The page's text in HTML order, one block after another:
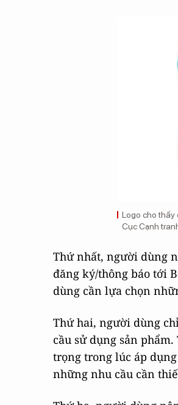
Logo cho thấy
Cục Cạnh
Thứ nhất, người dùng
đăng ký/thông báo tới
dùng cần lựa chọn
Thứ hai, người dùng
cầu sử dụng sản
trọng trong lúc áp
những nhu cầu cần